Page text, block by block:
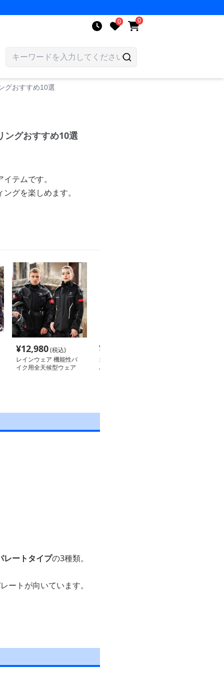
0 0
グおすすめ10選
ングおすすめ10選
テムです。
グを楽しめます。
¥12,980(税込)
レインウェア 機能性バ
イク用全天候型ウェア
¥
オールシーズン対応コン
パクトレインウェア
レートタイプの3種類。
ートが向いています。